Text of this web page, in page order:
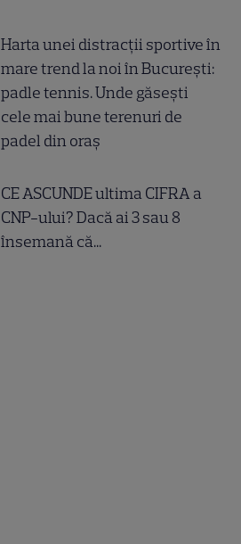
Harta unei distracții sportive în
mare trend la noi în București:
padle tennis. Unde găsești
cele mai bune terenuri de
padel din oraș
CE ASCUNDE ultima CIFRA a
CNP-ului? Dacă ai 3 sau 8
însemană că...